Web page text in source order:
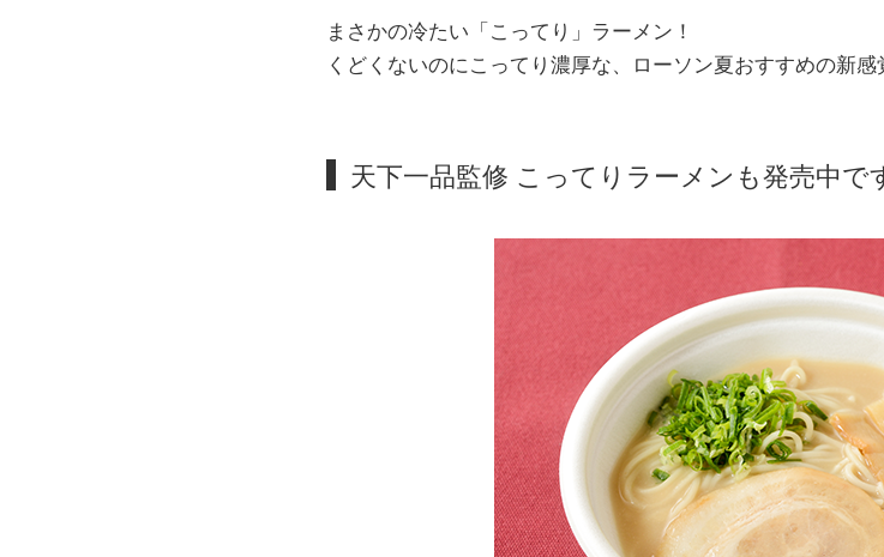
まさかの冷たい「こってり」ラーメン！
くどくないのにこってり濃厚な、ローソン夏おすすめの新感
天下一品監修 こってりラーメンも発売中で